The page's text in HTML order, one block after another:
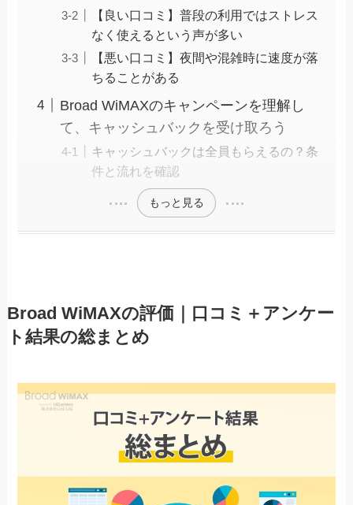
【良い口コミ】普段の利用ではストレス
なく使えるという声が多い
【悪い口コミ】夜間や混雑時に速度が落
ちることがある
Broad WiMAXのキャンペーンを理解し
て、キャッシュバックを受け取ろう
キャッシュバックは全員もらえるの？条
件と流れを確認
もっと見る
Broad WiMAXの評価｜口コミ＋アンケー
ト結果の総まとめ